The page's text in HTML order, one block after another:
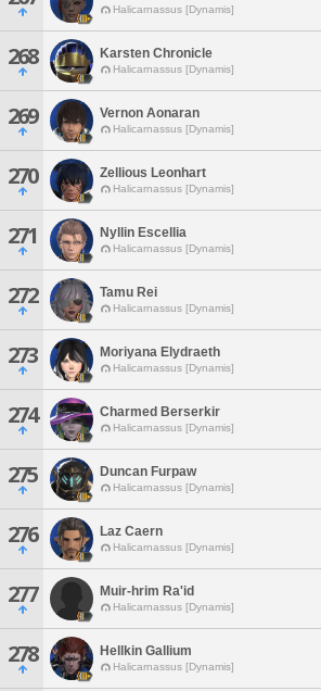
Halicarnassus [Dynamis]
268 Karsten Chronicle
Halicarnassus [Dynamis]
269 Vernon Aonaran
Halicarnassus [Dynamis]
270 Zellious Leonhart
Halicarnassus [Dynamis]
271 Nyllin Escellia
Halicarnassus [Dynamis]
272 Tamu Rei
Halicarnassus [Dynamis]
273 Moriyana Elydraeth
Halicarnassus [Dynamis]
274 Charmed Berserkir
Halicarnassus [Dynamis]
275 Duncan Furpaw
Halicarnassus [Dynamis]
276 Laz Caern
Halicarnassus [Dynamis]
277 Muir-hrim Ra'id
Halicarnassus [Dynamis]
278 Hellkin Gallium
Halicarnassus [Dynamis]